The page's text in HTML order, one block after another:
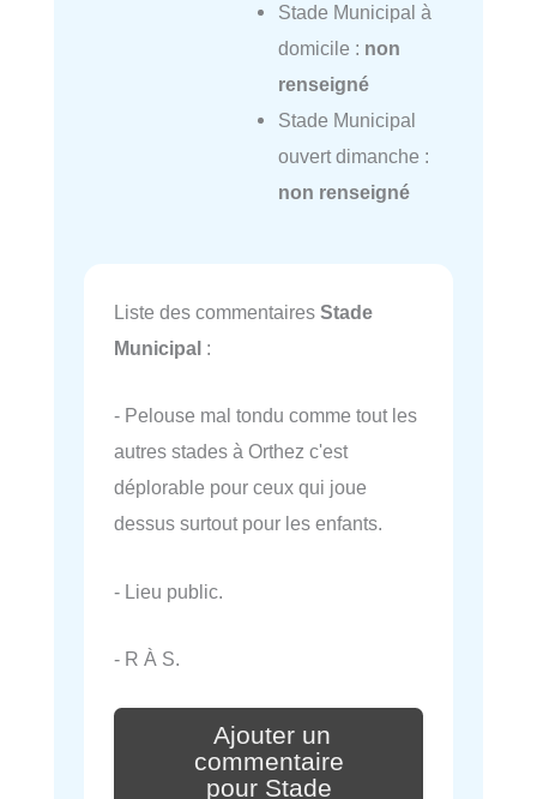
Stade Municipal à
domicile : non
renseigné
Stade Municipal
ouvert dimanche :
non renseigné
Liste des commentaires Stade
Municipal :
- Pelouse mal tondu comme tout les
autres stades à Orthez c'est
déplorable pour ceux qui joue
dessus surtout pour les enfants.
- Lieu public.
- R À S.
Ajouter un
commentaire
pour Stade